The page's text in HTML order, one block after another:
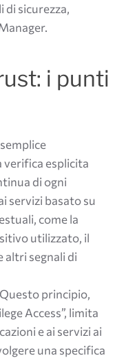
sicurezza,
i punti
verifica esplicita
di ogni
servizi basato su
come la
utilizzato, il
altri segnali di
principio,
Access”, limita
e ai servizi ai
una specifica